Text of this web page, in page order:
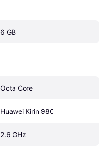
6 GB
Octa Core
Huawei Kirin 980
2.6 GHz